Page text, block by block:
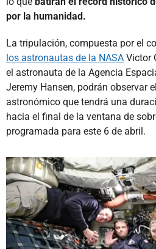
por la humanidad.
La tripulación, compuesta por el
los astronautas de la NASA Victor
el astronauta de la Agencia
Jeremy Hansen, podrán observar
astronómico que tendrá una
hacia el final de la ventana de
programada para este 6 de abril.